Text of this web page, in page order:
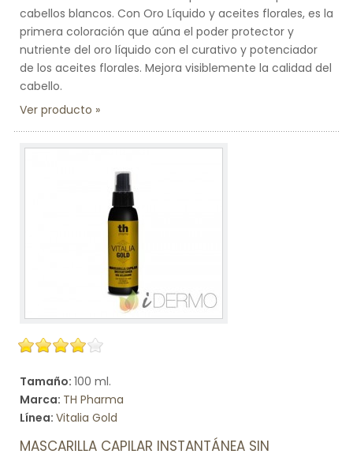
cabellos blancos. Con Oro Líquido y aceites florales, es la
primera coloración que aúna el poder protector y
nutriente del oro líquido con el curativo y potenciador
de los aceites florales. Mejora visiblemente la calidad del
cabello.
Ver producto
Tamaño: 100 ml.
Marca: TH Pharma
Línea: Vitalia Gold
MASCARILLA CAPILAR INSTANTÁNEA SIN